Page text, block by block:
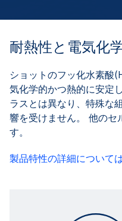
耐熱性と電気化
ショットのフッ化水素酸
気化学的かつ熱的に安定
ラスとは異なり、特殊な
響を受けません。 他のセ
す。
製品特性の詳細について